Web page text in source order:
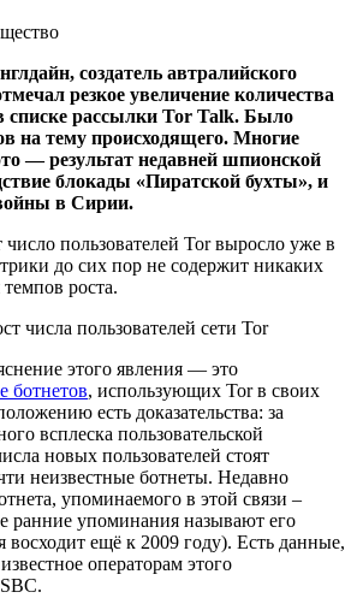
создатель автралийского
резкое увеличение количества
списке рассылки Tor Talk. Было
на тему происходящего. Многие
— результат недавней шпионской
блокады «Пиратской бухты», и
в Сирии.
пользователей Tor выросло уже в
до сих пор не содержит никаких
роста.
этого явления — это
ботнетов, использующих Tor в своих
есть доказательства: за
всплеска пользовательской
новых пользователей стоят
неизвестные ботнеты. Недавно
упоминаемого в этой связи –
ранние упоминания называют его
ещё к 2009 году). Есть данные,
операторам этого